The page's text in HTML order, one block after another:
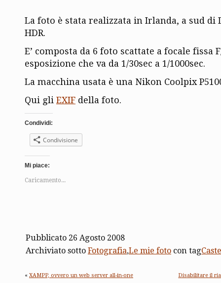
La foto è stata realizzata in Irlanda, a sud di
HDR.
E’ composta da 6 foto scattate a focale fissa
esposizione che va da 1/30sec a 1/1000sec.
La macchina usata è una Nikon Coolpix
Qui gli EXIF della foto.
Condividi:
Condivisione
Mi piace:
Caricamento...
Pubblicato 26 Agosto 2008
Archiviato sotto Fotografia,Le mie foto con tag
Disabilitare il
« XAMPP, ovvero un web server all-in-one